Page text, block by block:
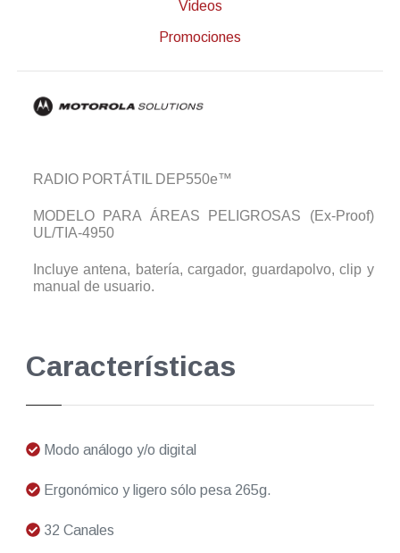
Videos
Promociones
RADIO PORTÁTIL DEP550e™
MODELO PARA ÁREAS PELIGROSAS (Ex-Proof)
UL/TIA-4950
Incluye antena, batería, cargador, guardapolvo, clip y
manual de usuario.
Características
Modo análogo y/o digital
Ergonómico y ligero sólo pesa 265g.
32 Canales